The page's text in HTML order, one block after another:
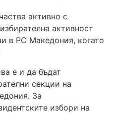
активно с
активност
в РС Македония, когато
е и да бъдат
секции на
За
избори на